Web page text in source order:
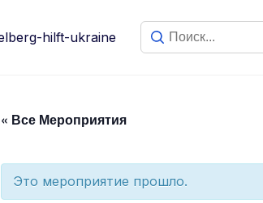
« Все Мероприятия
Это мероприятие прошло.